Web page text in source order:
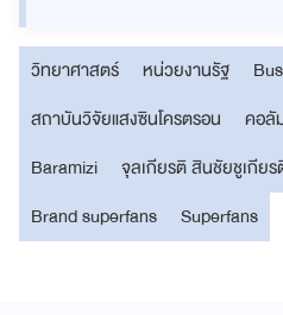
วิทยาศาสตร์ หน่วยงานรัฐ
สถาบันวิจัยแสงซินโครตรอน
คอลั
Baramizi
จุลเกียรติ สินชัยชูเกีย
Brand superfans
Superfans